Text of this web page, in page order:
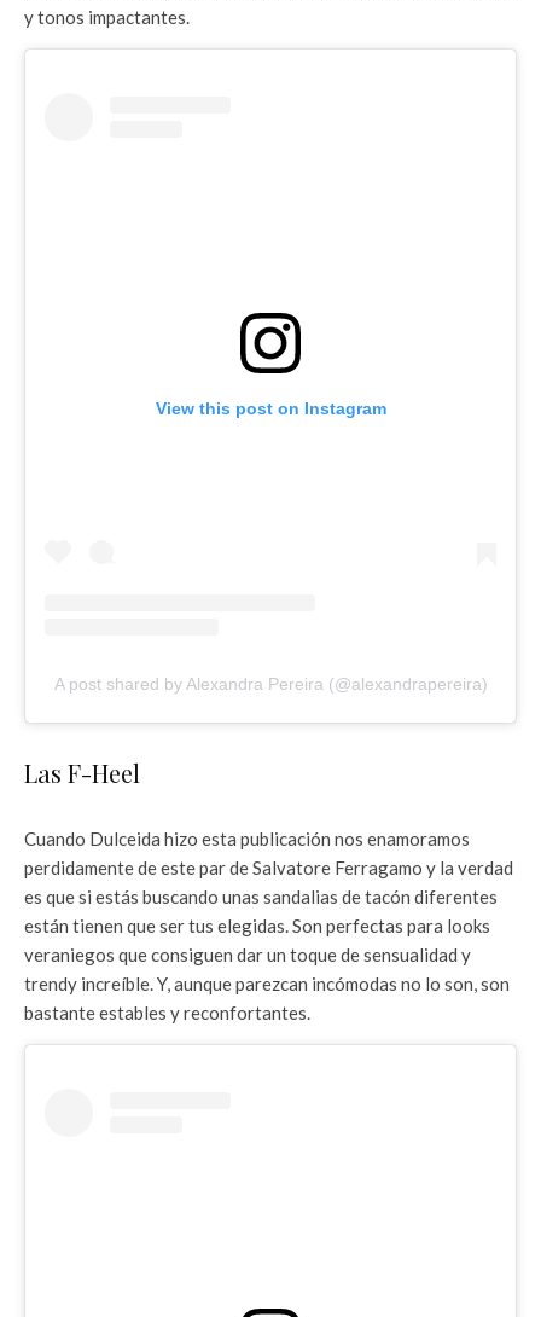
y tonos impactantes.
View this post on Instagram
A post shared by Alexandra Pereira (@alexandrapereira)
Las F-Heel
Cuando Dulceida hizo esta publicación nos enamoramos
perdidamente de este par de Salvatore Ferragamo y la verdad
es que si estás buscando unas sandalias de tacón diferentes
están tienen que ser tus elegidas. Son perfectas para looks
veraniegos que consiguen dar un toque de sensualidad y
trendy increíble. Y, aunque parezcan incómodas no lo son, son
bastante estables y reconfortantes.